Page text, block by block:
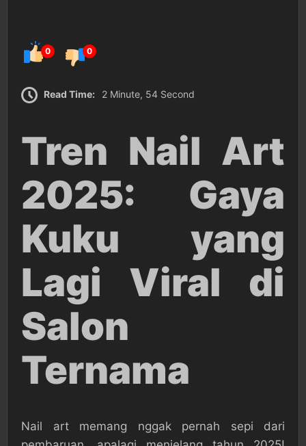
0 0
Read Time: 2 Minute, 54 Second
Tren Nail Art
2025: Gaya
Kuku yang
Lagi Viral di
Salon
Ternama
Nail art memang nggak pernah sepi dari